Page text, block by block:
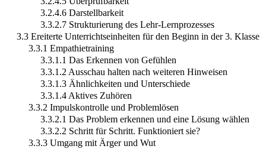
3.2.4.6 Darstellbarkeit
3.3.2.7 Strukturierung des Lehr-Lernprozesses
3.3 Ereiterte Unterrichtseinheiten für den Beginn in der 3. Klasse
3.3.1 Empathietraining
3.3.1.1 Das Erkennen von Gefühlen
3.3.1.2 Ausschau halten nach weiteren Hinweisen
3.3.1.3 Ähnlichkeiten und Unterschiede
3.3.1.4 Aktives Zuhören
3.3.2 Impulskontrolle und Problemlösen
3.3.2.1 Das Problem erkennen und eine Lösung wählen
3.3.2.2 Schritt für Schritt. Funktioniert sie?
3.3.3 Umgang mit Ärger und Wut